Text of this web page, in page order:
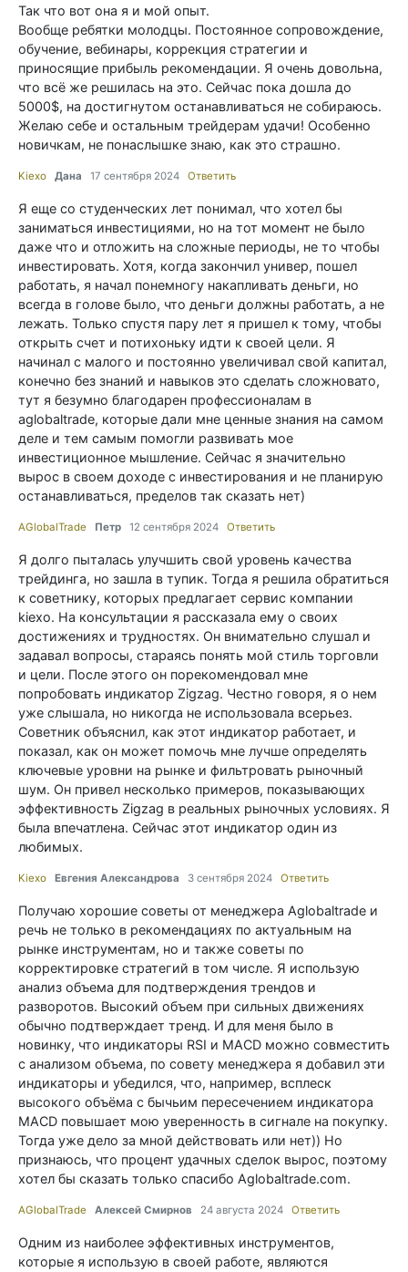
Так что вот она я и мой опыт.
Вообще ребятки молодцы. Постоянное сопровождение,
обучение, вебинары, коррекция стратегии и
приносящие прибыль рекомендации. Я очень довольна,
что всё же решилась на это. Сейчас пока дошла до
5000$, на достигнутом останавливаться не собираюсь.
Желаю себе и остальным трейдерам удачи! Особенно
новичкам, не понаслышке знаю, как это страшно.
Kiexo Дана 17 сентября 2024 Ответить
Я еще со студенческих лет понимал, что хотел бы
заниматься инвестициями, но на тот момент не было
даже что и отложить на сложные периоды, не то чтобы
инвестировать. Хотя, когда закончил универ, пошел
работать, я начал понемногу накапливать деньги, но
всегда в голове было, что деньги должны работать, а не
лежать. Только спустя пару лет я пришел к тому, чтобы
открыть счет и потихоньку идти к своей цели. Я
начинал с малого и постоянно увеличивал свой капитал,
конечно без знаний и навыков это сделать сложновато,
тут я безумно благодарен профессионалам в
aglobaltrade, которые дали мне ценные знания на самом
деле и тем самым помогли развивать мое
инвестиционное мышление. Сейчас я значительно
вырос в своем доходе с инвестирования и не планирую
останавливаться, пределов так сказать нет)
AGlobalTrade Петр 12 сентября 2024 Ответить
Я долго пыталась улучшить свой уровень качества
трейдинга, но зашла в тупик. Тогда я решила обратиться
к советнику, которых предлагает сервис компании
kiexo. На консультации я рассказала ему о своих
достижениях и трудностях. Он внимательно слушал и
задавал вопросы, стараясь понять мой стиль торговли
и цели. После этого он порекомендовал мне
попробовать индикатор Zigzag. Честно говоря, я о нем
уже слышала, но никогда не использовала всерьез.
Советник объяснил, как этот индикатор работает, и
показал, как он может помочь мне лучше определять
ключевые уровни на рынке и фильтровать рыночный
шум. Он привел несколько примеров, показывающих
эффективность Zigzag в реальных рыночных условиях. Я
была впечатлена. Сейчас этот индикатор один из
любимых.
Kiexo Евгения Александрова 3 сентября 2024 Ответить
Получаю хорошие советы от менеджера Aglobaltrade и
речь не только в рекомендациях по актуальным на
рынке инструментам, но и также советы по
корректировке стратегий в том числе. Я использую
анализ объема для подтверждения трендов и
разворотов. Высокий объем при сильных движениях
обычно подтверждает тренд. И для меня было в
новинку, что индикаторы RSI и MACD можно совместить
с анализом объема, по совету менеджера я добавил эти
индикаторы и убедился, что, например, всплеск
высокого объёма с бычьим пересечением индикатора
MACD повышает мою уверенность в сигнале на покупку.
Тогда уже дело за мной действовать или нет)) Но
признаюсь, что процент удачных сделок вырос, поэтому
хотел бы сказать только спасибо Aglobaltrade.com.
AGlobalTrade Алексей Смирнов 24 августа 2024 Ответить
Одним из наиболее эффективных инструментов,
которые я использую в своей работе, являются